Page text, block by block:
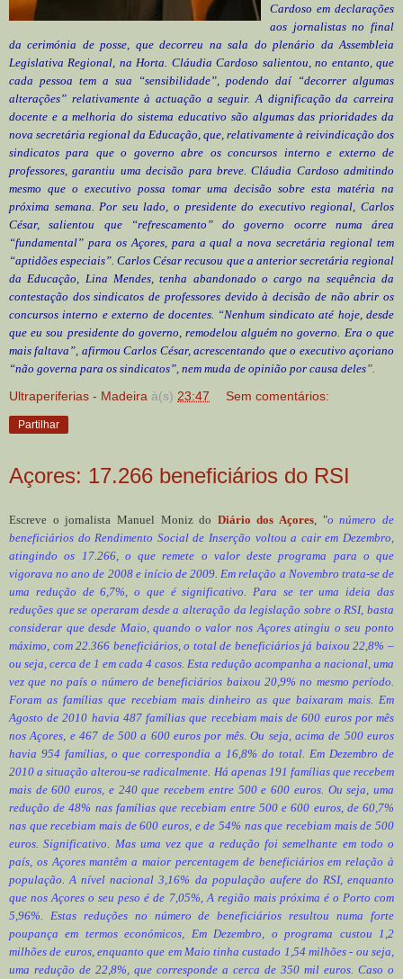
Cardoso em declarações
aos jornalistas no final
da cerimónia de posse, que decorreu na sala do plenário da Assembleia
Legislativa Regional, na Horta. Cláudia Cardoso salientou, no entanto, que
cada pessoa tem a sua “sensibilidade”, podendo daí “decorrer algumas
alterações” relativamente à actuação a seguir. A dignificação da carreira
docente e a melhoria do sistema educativo são algumas das prioridades da
nova secretária regional da Educação, que, relativamente à reivindicação dos
sindicatos para que o governo abre os concursos interno e externo de
professores, garantiu uma decisão para breve. Cláudia Cardoso admitindo
mesmo que o executivo possa tomar uma decisão sobre esta matéria na
próxima semana. Por seu lado, o presidente do executivo regional, Carlos
César, salientou que “refrescamento” do governo ocorre numa área
“fundamental” para os Açores, para a qual a nova secretária regional tem
“aptidões especiais”. Carlos César recusou que a anterior secretária regional
da Educação, Lina Mendes, tenha abandonado o cargo na sequência da
contestação dos sindicatos de professores devido à decisão de não abrir os
concursos interno e externo de docentes. “Nenhum sindicato até hoje, desde
que eu sou presidente do governo, remodelou alguém no governo. Era o que
mais faltava”, afirmou Carlos César, acrescentando que o executivo açoriano
“não governa para os sindicatos”, nem muda de opinião por causa deles”.
Ultraperiferias - Madeira à(s) 23:47 Sem comentários:
Partilhar
Açores: 17.266 beneficiários do RSI
Escreve o jornalista Manuel Moniz do Diário dos Açores , "o número de
beneficiários do Rendimento Social de Inserção voltou a cair em Dezembro,
atingindo os 17.266, o que remete o valor deste programa para o que
vigorava no ano de 2008 e início de 2009. Em relação a Novembro trata-se de
uma redução de 6,7%, o que é significativo. Para se ter uma ideia das
reduções que se operaram desde a alteração da legislação sobre o RSI, basta
considerar que desde Maio, quando o valor nos Açores atingiu o seu ponto
máximo, com 22.366 beneficiários, o total de beneficiários já baixou 22,8% –
ou seja, cerca de 1 em cada 4 casos. Esta redução acompanha a nacional, uma
vez que no país o número de beneficiários baixou 20,9% no mesmo período.
Foram as famílias que recebiam mais dinheiro as que baixaram mais. Em
Agosto de 2010 havia 487 famílias que recebiam mais de 600 euros por mês
nos Açores, e 467 de 500 a 600 euros por mês. Ou seja, acima de 500 euros
havia 954 famílias, o que correspondia a 16,8% do total. Em Dezembro de
2010 a situação alterou-se radicalmente. Há apenas 191 famílias que recebem
mais de 600 euros, e 240 que recebem entre 500 e 600 euros. Ou seja, uma
redução de 48% nas famílias que recebiam entre 500 e 600 euros, de 60,7%
nas que recebiam mais de 600 euros, e de 54% nas que recebiam mais de 500
euros. Significativo. Mas uma vez que a redução foi semelhante em todo o
país, os Açores mantêm a maior percentagem de beneficiários em relação à
população. A nível nacional 3,16% da população aufere do RSI, enquanto
que nos Açores o seu peso é de 7,05%, A região mais próxima é o Porto com
5,96%. Estas reduções no número de beneficiários resultou numa forte
poupança em termos económicos, Em Dezembro, o programa custou 1,2
milhões de euros, enquanto que em Maio tinha custado 1,54 milhões - ou seja,
uma redução de 22,8%, que corresponde a cerca de 350 mil euros. Caso o